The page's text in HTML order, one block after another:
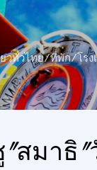
ามไปที่เนื้อหาหลัก
ที่ยวทั่วไทย/ที่พัก/
สมาธิ